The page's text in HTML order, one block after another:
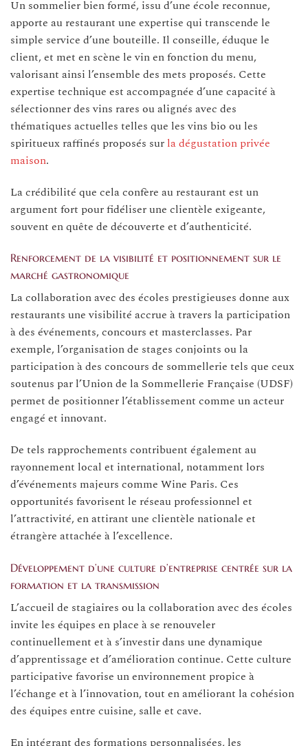
Un sommelier bien formé, issu d’une école reconnue,
apporte au restaurant une expertise qui transcende le
simple service d’une bouteille. Il conseille, éduque le
client, et met en scène le vin en fonction du menu,
valorisant ainsi l’ensemble des mets proposés. Cette
expertise technique est accompagnée d’une capacité à
sélectionner des vins rares ou alignés avec des
thématiques actuelles telles que les vins bio ou les
spiritueux raffinés proposés sur la dégustation privée
maison.
La crédibilité que cela confère au restaurant est un
argument fort pour fidéliser une clientèle exigeante,
souvent en quête de découverte et d’authenticité.
Renforcement de la visibilité et positionnement sur le
marché gastronomique
La collaboration avec des écoles prestigieuses donne aux
restaurants une visibilité accrue à travers la participation
à des événements, concours et masterclasses. Par
exemple, l’organisation de stages conjoints ou la
participation à des concours de sommellerie tels que ceux
soutenus par l’Union de la Sommellerie Française (UDSF)
permet de positionner l’établissement comme un acteur
engagé et innovant.
De tels rapprochements contribuent également au
rayonnement local et international, notamment lors
d’événements majeurs comme Wine Paris. Ces
opportunités favorisent le réseau professionnel et
l’attractivité, en attirant une clientèle nationale et
étrangère attachée à l’excellence.
Développement d’une culture d’entreprise centrée sur la
formation et la transmission
L’accueil de stagiaires ou la collaboration avec des écoles
invite les équipes en place à se renouveler
continuellement et à s’investir dans une dynamique
d’apprentissage et d’amélioration continue. Cette culture
participative favorise un environnement propice à
l’échange et à l’innovation, tout en améliorant la cohésion
des équipes entre cuisine, salle et cave.
En intégrant des formations personnalisées, les